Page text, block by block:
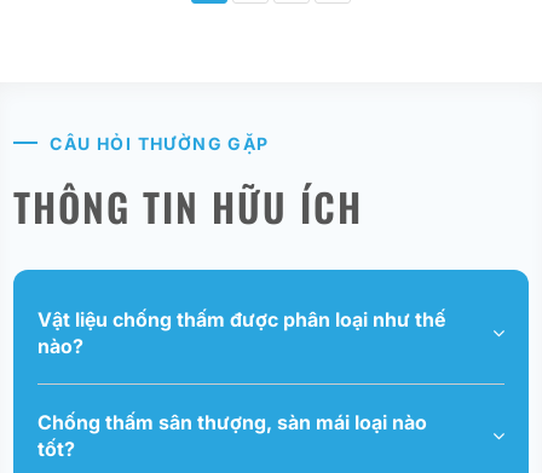
CÂU HỎI THƯỜNG GẶP
THÔNG TIN HỮU ÍCH
Vật liệu chống thấm được phân loại như thế
nào?
Chống thấm sân thượng, sàn mái loại nào
tốt?